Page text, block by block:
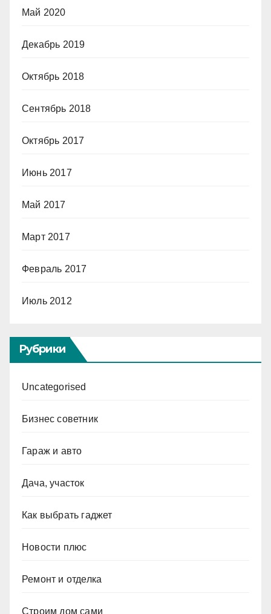
Май 2020
Декабрь 2019
Октябрь 2018
Сентябрь 2018
Октябрь 2017
Июнь 2017
Май 2017
Март 2017
Февраль 2017
Июль 2012
Рубрики
Uncategorised
Бизнес советник
Гараж и авто
Дача, участок
Как выбрать гаджет
Новости плюс
Ремонт и отделка
Строим дом сами